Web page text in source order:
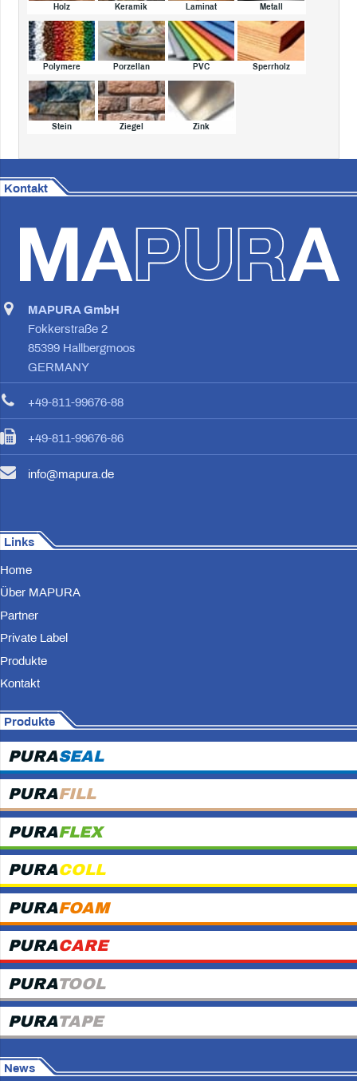
Holz Keramik Laminat Metall
Polymere Porzellan PVC Sperrholz
Stein Ziegel Zink
Kontakt
MAPURA GmbH
Fokkerstraße 2
85399 Hallbergmoos
GERMANY
+49-811-99676-88
+49-811-99676-86
info@mapura.de
Links
Home
Über MAPURA
Partner
Private Label
Produkte
Kontakt
Produkte
PURASEAL
PURAFILL
PURAFLEX
PURACOLL
PURAFOAM
PURACARE
PURATOOL
PURATAPE
News